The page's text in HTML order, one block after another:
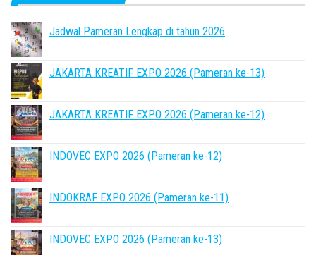
Jadwal Pameran Lengkap di tahun 2026
JAKARTA KREATIF EXPO 2026 (Pameran ke-13)
JAKARTA KREATIF EXPO 2026 (Pameran ke-12)
INDOVEC EXPO 2026 (Pameran ke-12)
INDOKRAF EXPO 2026 (Pameran ke-11)
INDOVEC EXPO 2026 (Pameran ke-13)